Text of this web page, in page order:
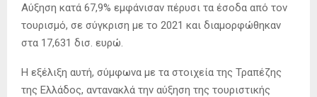
Αύξηση κατά 67,9% εμφάνισαν πέρυσι τα έσοδα από τον
τουρισμό, σε σύγκριση με το 2021 και διαμορφώθηκαν
στα 17,631 δισ. ευρώ.
Η εξέλιξη αυτή, σύμφωνα με τα στοιχεία της Τραπέζης
της Ελλάδος, αντανακλά την αύξηση της τουριστικής